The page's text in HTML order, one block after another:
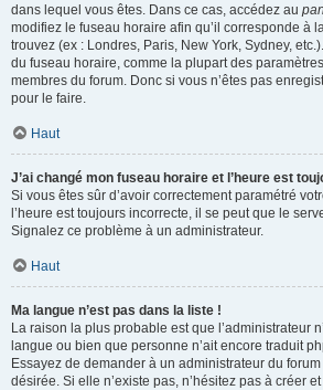
dans lequel vous êtes. Dans ce cas, accédez au
modifiez le fuseau horaire afin qu’il corresponde à
trouvez (ex : Londres, Paris, New York, Sydney,
du fuseau horaire, comme la plupart des
membres du forum. Donc si vous n’êtes pas
pour le faire.
Haut
J’ai changé mon fuseau horaire et l’heure est
Si vous êtes sûr d’avoir correctement paramétré
l’heure est toujours incorrecte, il se peut que le
Signalez ce problème à un administrateur.
Haut
Ma langue n’est pas dans la liste !
La raison la plus probable est que l’administrateur
langue ou bien que personne n’ait encore traduit
Essayez de demander à un administrateur du
désirée. Si elle n’existe pas, n’hésitez pas à créer